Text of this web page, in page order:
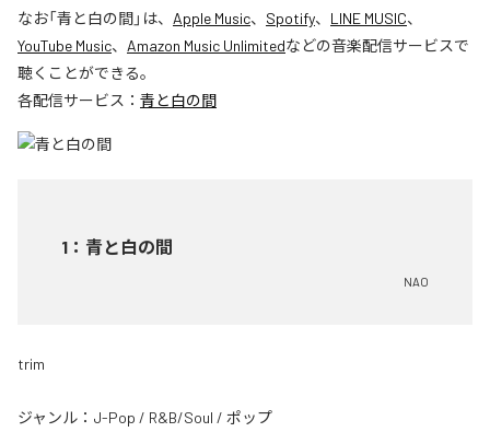
なお「青と白の間」は、 Apple Music、 Spotify、 LINE MUSIC、
YouTube Music、 Amazon Music Unlimitedなどの音楽配信サービスで
聴くことができる。
各配信サービス： 青と白の間
1 ： 青と白の間
NAO
trim
ジャンル： J-Pop / R&B/Soul / ポップ